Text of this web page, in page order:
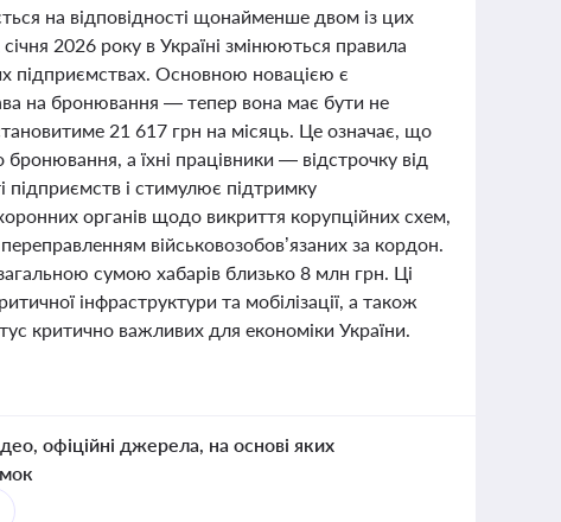
на відповідності щонайменше двом із цих
2026 року в Україні змінюються правила
підприємствах. Основною новацією є
на бронювання — тепер вона має бути не
21 617 грн на місяць. Це означає, що
а їхні працівники — відстрочку від
підприємств і стимулює підтримку
органів щодо викриття корупційних схем,
військовозобов’язаних за кордон.
сумою хабарів близько 8 млн грн. Ці
інфраструктури та мобілізації, а також
критично важливих для економіки України.
офіційні джерела, на основі яких